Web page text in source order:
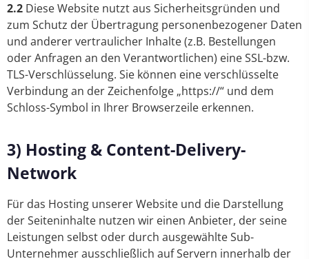
2.2 Diese Website nutzt aus Sicherheitsgründen und
zum Schutz der Übertragung personenbezogener Daten
und anderer vertraulicher Inhalte (z.B. Bestellungen
oder Anfragen an den Verantwortlichen) eine SSL-bzw.
TLS-Verschlüsselung. Sie können eine verschlüsselte
Verbindung an der Zeichenfolge „https://“ und dem
Schloss-Symbol in Ihrer Browserzeile erkennen.
3) Hosting & Content-Delivery-
Network
Für das Hosting unserer Website und die Darstellung
der Seiteninhalte nutzen wir einen Anbieter, der seine
Leistungen selbst oder durch ausgewählte Sub-
Unternehmer ausschließlich auf Servern innerhalb der